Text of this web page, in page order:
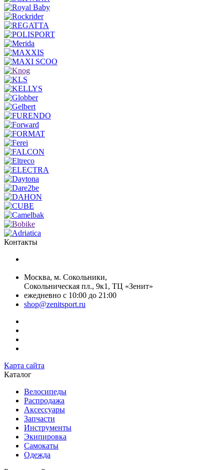
Контакты
Москва, м. Сокольники,
Сокольническая пл., 9к1, ТЦ «Зенит»
ежедневно с 10:00 до 21:00
shop@zenitsport.ru
Карта сайта
Каталог
Велосипеды
Распродажа
Аксессуары
Запчасти
Инструменты
Экипировка
Самокаты
Одежда